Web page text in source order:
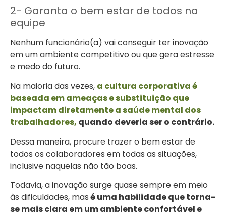
2- Garanta o bem estar de todos na
equipe
Nenhum funcionário(a) vai conseguir ter inovação
em um ambiente competitivo ou que gera estresse
e medo do futuro.
Na maioria das vezes, a cultura corporativa é
baseada em ameaças e substituição que
impactam diretamente a saúde mental dos
trabalhadores, quando deveria ser o contrário.
Dessa maneira, procure trazer o bem estar de
todos os colaboradores em todas as situações,
inclusive naquelas não tão boas.
Todavia, a inovação surge quase sempre em meio
às dificuldades, masé uma habilidade que torna-
se mais clara em um ambiente confortável e